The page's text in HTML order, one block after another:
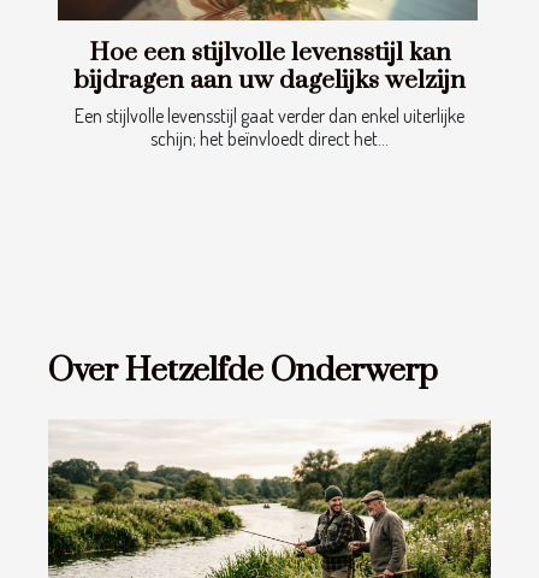
Hoe een stijlvolle levensstijl kan
bijdragen aan uw dagelijks welzijn
Een stijlvolle levensstijl gaat verder dan enkel uiterlijke
schijn; het beïnvloedt direct het...
Over Hetzelfde Onderwerp